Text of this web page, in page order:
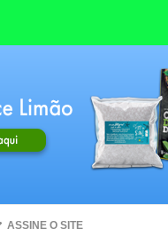
ASSINE O SITE